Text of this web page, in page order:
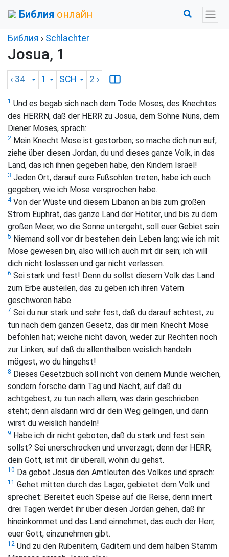
Библия онлайн
Библия › Schlachter
Josua, 1
‹ 34 1 SCH 2 ›
1 Und es begab sich nach dem Tode Moses, des Knechtes
des HERRN, daß der HERR zu Josua, dem Sohne Nuns, dem
Diener Moses, sprach:
2 Mein Knecht Mose ist gestorben; so mache dich nun auf,
ziehe über diesen Jordan, du und dieses ganze Volk, in das
Land, das ich ihnen gegeben habe, den Kindern Israel!
3 Jeden Ort, darauf eure Fußsohlen treten, habe ich euch
gegeben, wie ich Mose versprochen habe.
4Von der Wüste und diesem Libanon an bis zum großen
Strom Euphrat, das ganze Land der Hetiter, und bis zu dem
großen Meer, wo die Sonne untergeht, soll euer Gebiet sein.
5 Niemand soll vor dir bestehen dein Leben lang; wie ich mit
Mose gewesen bin, also will ich auch mit dir sein; ich will
dich nicht loslassen und gar nicht verlassen.
6 Sei stark und fest! Denn du sollst diesem Volk das Land
zum Erbe austeilen, das zu geben ich ihren Vätern
geschworen habe.
7 Sei du nur stark und sehr fest, daß du darauf achtest, zu
tun nach dem ganzen Gesetz, das dir mein Knecht Mose
befohlen hat; weiche nicht davon, weder zur Rechten noch
zur Linken, auf daß du allenthalben weislich handeln
mögest, wo du hingehst!
8 Dieses Gesetzbuch soll nicht von deinem Munde weichen,
sondern forsche darin Tag und Nacht, auf daß du
achtgebest, zu tun nach allem, was darin geschrieben
steht; denn alsdann wird dir dein Weg gelingen, und dann
wirst du weislich handeln!
9 Habe ich dir nicht geboten, daß du stark und fest sein
sollst? Sei unerschrocken und unverzagt; denn der HERR,
dein Gott, ist mit dir überall, wohin du gehst.
10 Da gebot Josua den Amtleuten des Volkes und sprach:
11 Gehet mitten durch das Lager, gebietet dem Volk und
sprechet: Bereitet euch Speise auf die Reise, denn innert
drei Tagen werdet ihr über diesen Jordan gehen, daß ihr
hineinkommet und das Land einnehmet, das euch der Herr,
euer Gott, einzunehmen gibt.
12 Und zu den Rubenitern, Gaditern und dem halben Stamm